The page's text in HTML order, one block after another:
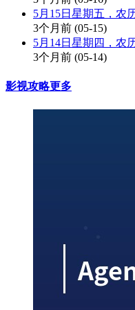
5月15日星期五，农
3个月前 (05-15)
5月14日星期四，农
3个月前 (05-14)
影视攻略更多